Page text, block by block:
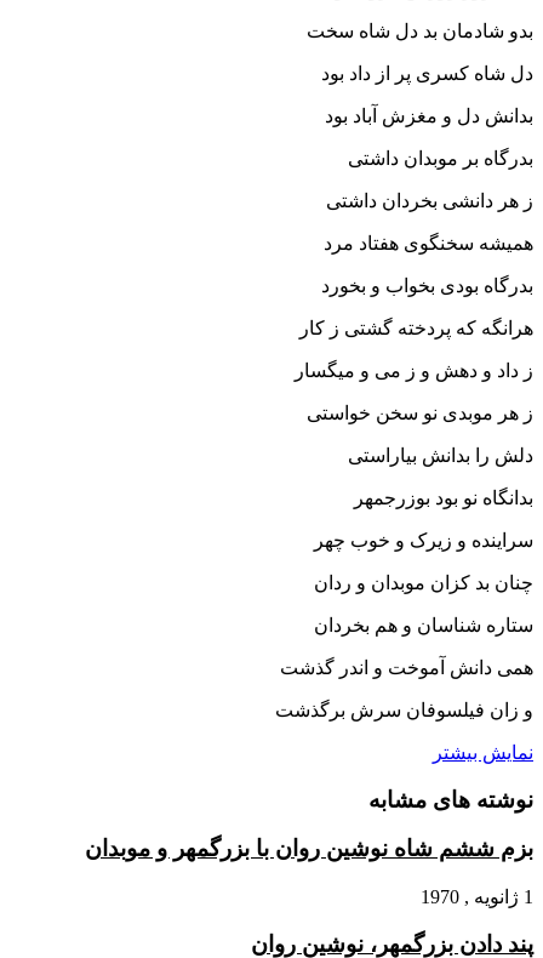
بدو شادمان بد دل شاه سخت‏
دل شاه کسرى پر از داد بود
بدانش دل و مغزش آباد بود
بدرگاه بر موبدان داشتى
ز هر دانشى بخردان داشتى‏
همیشه سخن‏گوى هفتاد مرد
بدرگاه بودى بخواب و بخورد
هرانگه که پردخته گشتى ز کار
ز داد و دهش و ز مى و میگسار
ز هر موبدى نو سخن خواستى
دلش را بدانش بیاراستى‏
بدانگاه نو بود بوزرجمهر
سراینده و زیرک و خوب چهر
چنان بد کزان موبدان و ردان
ستاره شناسان و هم بخردان‏
همى دانش آموخت و اندر گذشت
و زان فیلسوفان سرش برگذشت‏
نمایش بیشتر
نوشته های مشابه
بزم ششم شاه نوشین روان با بزرگمهر و موبدان
1 ژانویه , 1970
پند دادن بزرگمهر، نوشین روان